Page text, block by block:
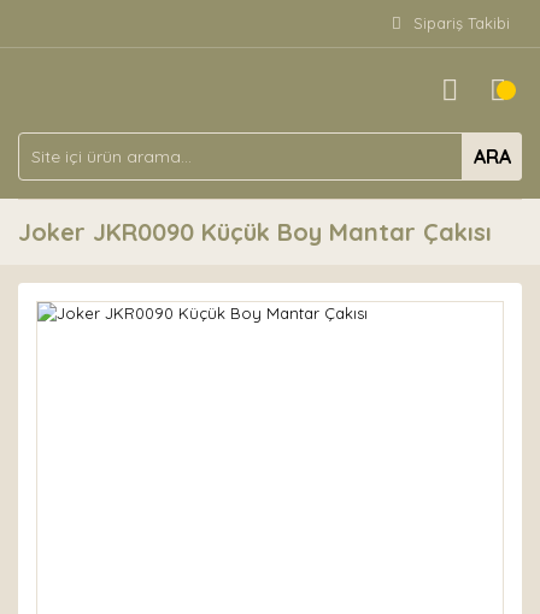
Sipariş Takibi
ARA
Joker JKR0090 Küçük Boy Mantar Çakısı